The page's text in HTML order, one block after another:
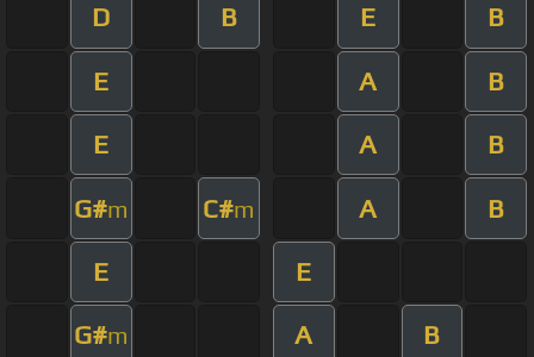
D B E B
E A B
E A B
G#m C#m A B
E E
G#m A B